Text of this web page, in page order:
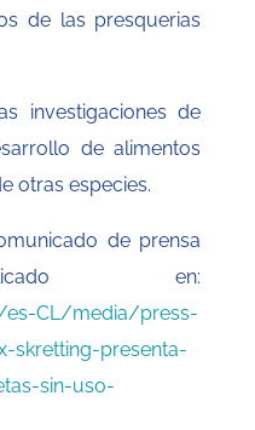
de las presquerias
investigaciones de
de alimentos
otras especies.
de prensa
en:
es-CL/media/press-
skretting-presenta-
sin-uso-